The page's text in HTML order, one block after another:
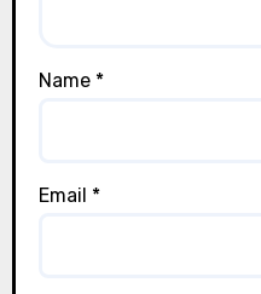
Name *
Email *